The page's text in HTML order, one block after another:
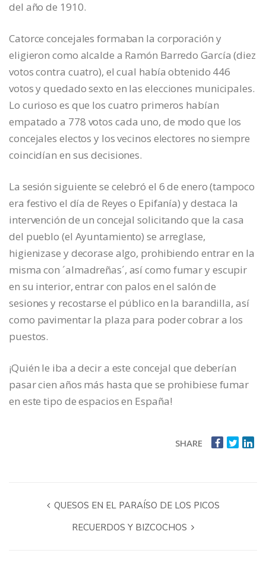
del año de 1910.
Catorce concejales formaban la corporación y
eligieron como alcalde a Ramón Barredo García (diez
votos contra cuatro), el cual había obtenido 446
votos y quedado sexto en las elecciones municipales.
Lo curioso es que los cuatro primeros habían
empatado a 778 votos cada uno, de modo que los
concejales electos y los vecinos electores no siempre
coincidían en sus decisiones.
La sesión siguiente se celebró el 6 de enero (tampoco
era festivo el día de Reyes o Epifanía) y destaca la
intervención de un concejal solicitando que la casa
del pueblo (el Ayuntamiento) se arreglase,
higienizase y decorase algo, prohibiendo entrar en la
misma con ´almadreñas´, así como fumar y escupir
en su interior, entrar con palos en el salón de
sesiones y recostarse el público en la barandilla, así
como pavimentar la plaza para poder cobrar a los
puestos.
¡Quién le iba a decir a este concejal que deberían
pasar cien años más hasta que se prohibiese fumar
en este tipo de espacios en España!
SHARE
QUESOS EN EL PARAÍSO DE LOS PICOS
RECUERDOS Y BIZCOCHOS